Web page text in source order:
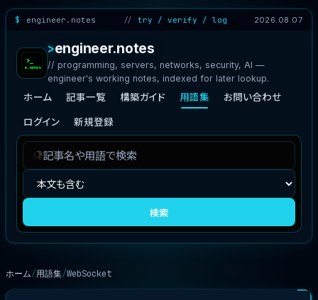
engineer.notes try / verify / log 2026.08.07
engineer.notes
// programming, servers, networks, security, AI —
engineer's working notes, indexed for later lookup.
ホーム 記事一覧 構築ガイド 用語集 お問い合わせ
ログイン 新規登録
事
検
索
索
象
検索
ホーム 用語集 WebSocket